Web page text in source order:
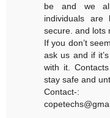
be and we
individuals
secure. and lots
If you don’t
ask us and if
with it.
stay safe and
Contact-: